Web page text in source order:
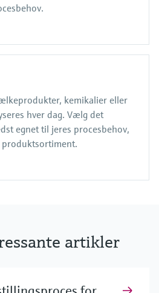
kemikalier eller
hver dag. Vælg det
egnet til jeres procesbehov,
artikler